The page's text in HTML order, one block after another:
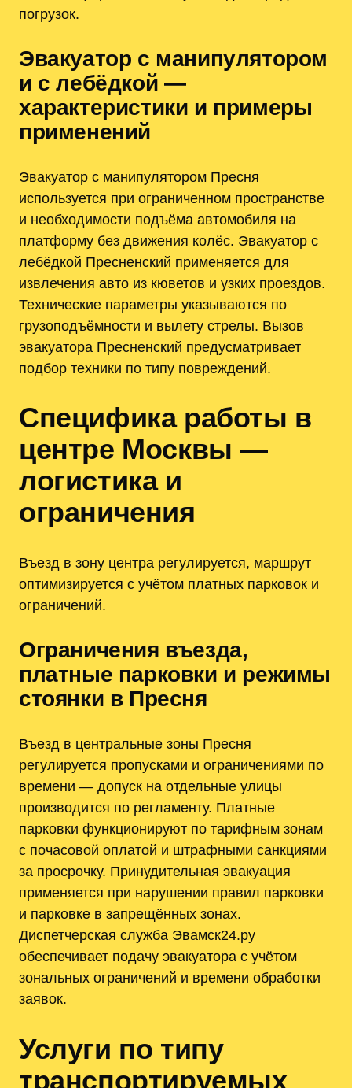
погрузок.
Эвакуатор с манипулятором
и с лебёдкой —
характеристики и примеры
применений
Эвакуатор с манипулятором Пресня
используется при ограниченном пространстве
и необходимости подъёма автомобиля на
платформу без движения колёс. Эвакуатор с
лебёдкой Пресненский применяется для
извлечения авто из кюветов и узких проездов.
Технические параметры указываются по
грузоподъёмности и вылету стрелы. Вызов
эвакуатора Пресненский предусматривает
подбор техники по типу повреждений.
Специфика работы в
центре Москвы —
логистика и
ограничения
Въезд в зону центра регулируется, маршрут
оптимизируется с учётом платных парковок и
ограничений.
Ограничения въезда,
платные парковки и режимы
стоянки в Пресня
Въезд в центральные зоны Пресня
регулируется пропусками и ограничениями по
времени — допуск на отдельные улицы
производится по регламенту. Платные
парковки функционируют по тарифным зонам
с почасовой оплатой и штрафными санкциями
за просрочку. Принудительная эвакуация
применяется при нарушении правил парковки
и парковке в запрещённых зонах.
Диспетчерская служба Эвамск24.ру
обеспечивает подачу эвакуатора с учётом
зональных ограничений и времени обработки
заявок.
Услуги по типу
транспортируемых